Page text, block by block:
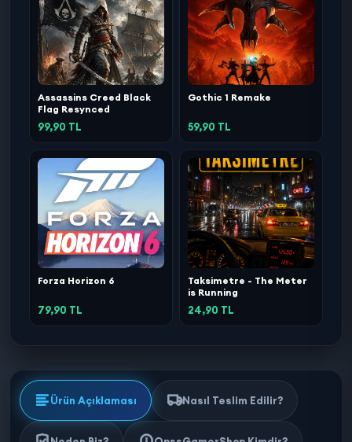
Assassins Creed Black
Flag Resynced
99,90 TL
Gothic 1 Remake
59,90 TL
Forza Horizon 6
79,90 TL
Taksimetre - The Meter
is Running
24,90 TL
Ürün Açıklaması Nasıl Teslim Edilir?